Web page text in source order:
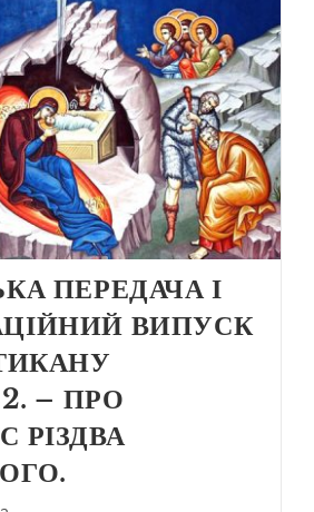
ПЕРЕДАЧА І
ВИПУСК
– ПРО
РІЗДВА